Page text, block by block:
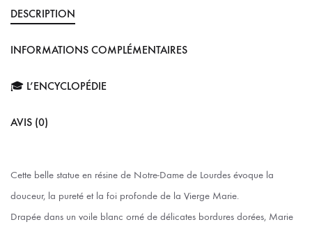
DESCRIPTION
INFORMATIONS COMPLÉMENTAIRES
🎓 L’ENCYCLOPÉDIE
AVIS (0)
Cette belle statue en résine de Notre-Dame de Lourdes évoque la
douceur, la pureté et la foi profonde de la Vierge Marie.
Drapée dans un voile blanc orné de délicates bordures dorées, Marie